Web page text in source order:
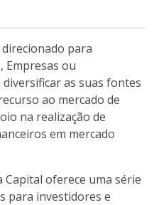
para
Empresas ou
as suas fontes
ao mercado de
na realização de
em mercado
oferece uma série
para investidores e